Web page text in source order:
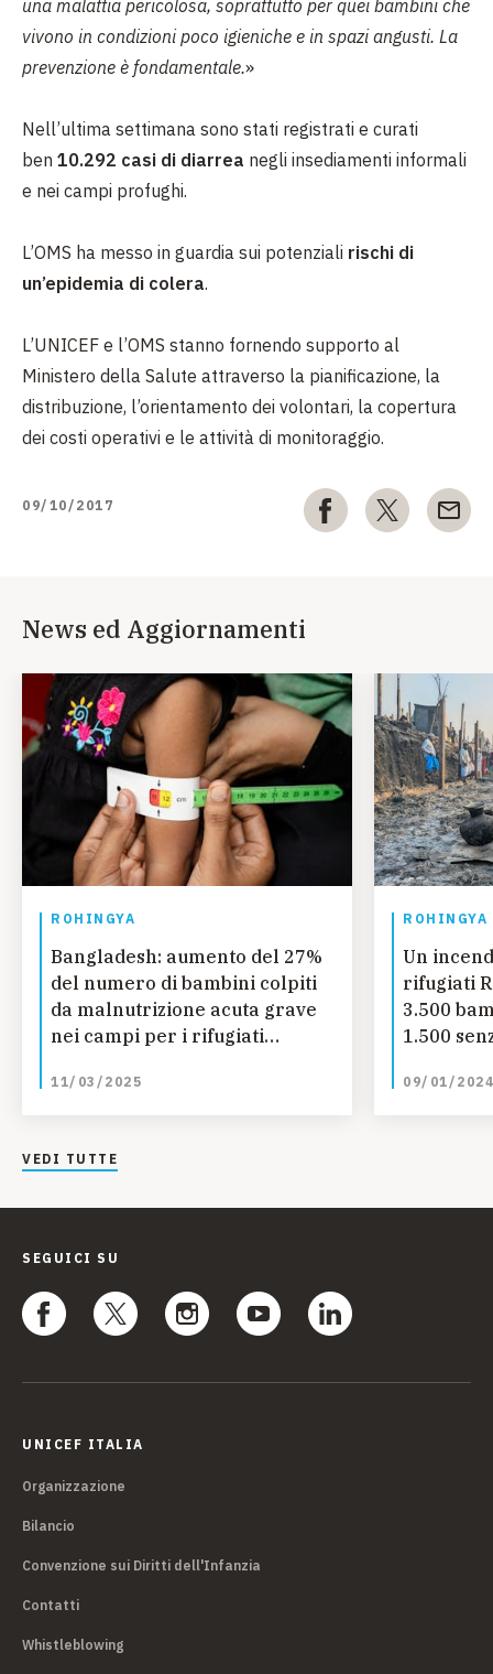
una malattia pericolosa, soprattutto per quei bambini che
vivono in condizioni poco igieniche e in spazi angusti. La
prevenzione è fondamentale.»
Nell’ultima settimana sono stati registrati e curati
ben 10.292 casi di diarrea negli insediamenti informali
e nei campi profughi.
L’OMS ha messo in guardia sui potenziali rischi di
un’epidemia di colera.
L’UNICEF e l’OMS stanno fornendo supporto al
Ministero della Salute attraverso la pianificazione, la
distribuzione, l’orientamento dei volontari, la copertura
dei costi operativi e le attività di monitoraggio.
09/10/2017
News ed Aggiornamenti
ROHINGYA
Bangladesh: aumento del 27%
del numero di bambini colpiti
da malnutrizione acuta grave
nei campi per i rifugiati
11/03/2025
ROHINGYA
Un
rifugiati
3.500
1.500
09/01/2024
VEDI TUTTE
SEGUICI SU
UNICEF ITALIA
Organizzazione
Bilancio
Convenzione sui Diritti dell'Infanzia
Contatti
Whistleblowing